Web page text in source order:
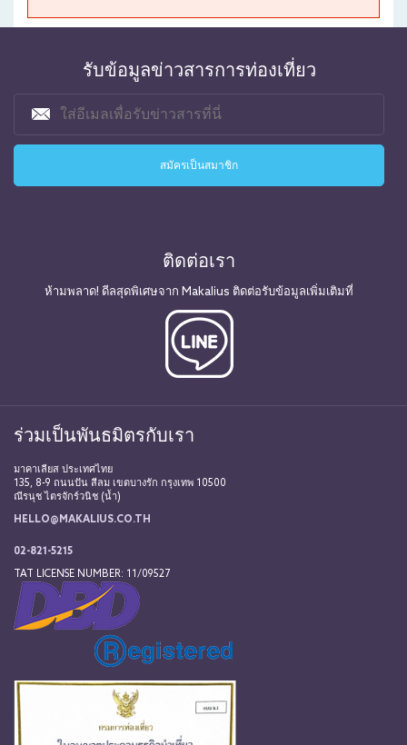
รับข้อมูลข่าวสารการท่องเที่ยว
ติดต่อเรา
ห้ามพลาด! ดีลสุดพิเศษจาก Makalius ติดต่อรับข้อมูลเพิ่มเติมที่
ร่วมเป็นพันธมิตรกับเรา
มาคาเลียส ประเทศไทย
135, 8-9 ถนนปัน สีลม เขตบางรัก กรุงเทพ 10500
ณีรนุช ไตรจักร์วนิช (น้ำ)
HELLO@MAKALIUS.CO.TH
02-821-5215
TAT LICENSE NUMBER: 11/09527